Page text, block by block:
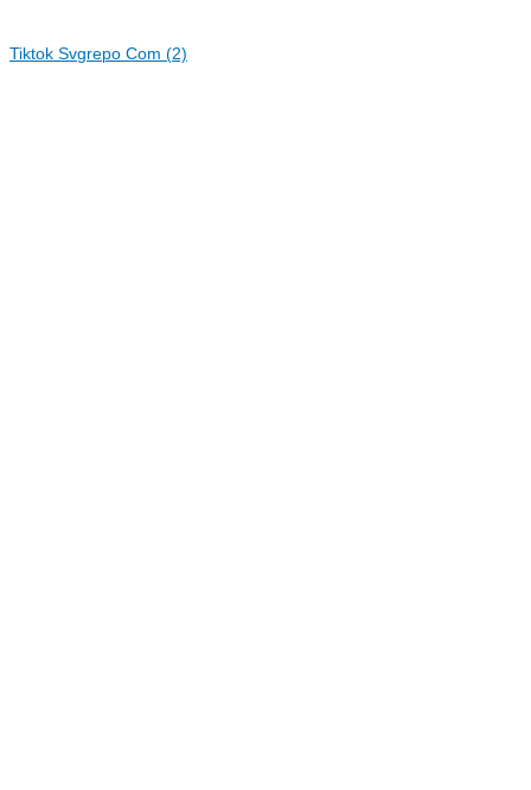
Tiktok Svgrepo Com (2)